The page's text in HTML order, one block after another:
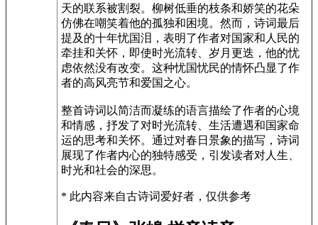
天的联系被割裂。柳树低垂的枝条和娇笑的花朵
仿佛在嘲笑着他的孤独和困境。然而，诗词最后
提及的十年忧国泪，表明了作者对国家和人民的
牵挂和关怀，即使时光流转、岁月更迭，他的忧
虑依然没有改变。这种忧国忧民的情怀凸显了作
者的高风亮节和爱国之心。
整首诗词以简洁而凝练的语言描绘了作者的心境
和情感，抒发了对时光流转、生活遭遇和国家命
运的思考和关怀。通过对春日景象的描写，诗词
展现了作者内心的独特感受，引发读者对人生、
时光和社会的深思。
* 此内容来自古诗词爱好者，仅供参考